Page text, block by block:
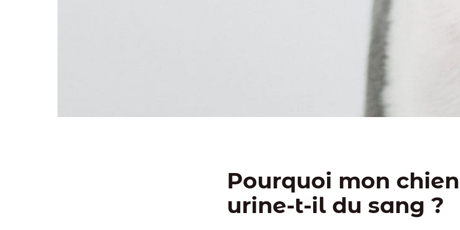
Pourquoi mon chien
urine-t-il du sang ?